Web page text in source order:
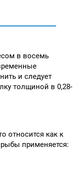
в восемь
и следует
толщиной в 0,28-
относится как к
применяется: